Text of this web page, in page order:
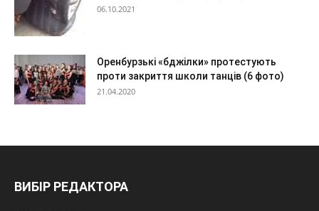
06.10.2021
Оренбурзькі «бджілки» протестують
проти закриття школи танців (6 фото)
21.04.2020
ВИБІР РЕДАКТОРА